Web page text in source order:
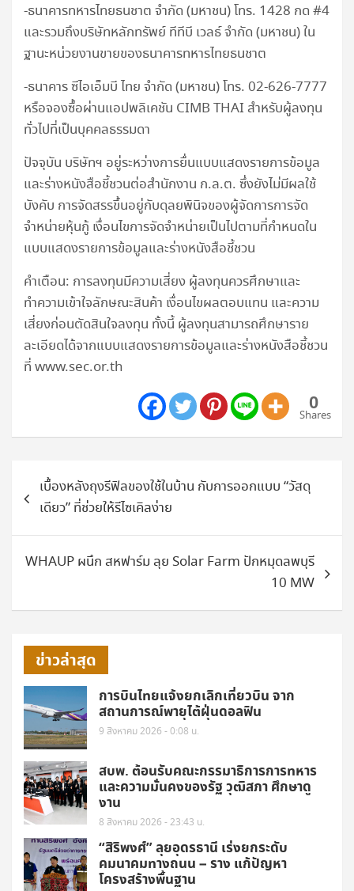
-ธนาคารทหารไทยธนชาต จำกัด (มหาชน) โทร. 1428 กด #4
และรวมถึงบริษัทหลักทรัพย์ ทีทีบี เวลธ์ จำกัด (มหาชน) ใน
ฐานะหน่วยงานขายของธนาคารทหารไทยธนชาต
-ธนาคาร ซีไอเอ็มบี ไทย จำกัด (มหาชน) โทร. 02-626-7777
หรือจองซื้อผ่านแอปพลิเคชัน CIMB THAI สำหรับผู้ลงทุน
ทั่วไปที่เป็นบุคคลธรรมดา
ปัจจุบัน บริษัทฯ อยู่ระหว่างการยื่นแบบแสดงรายการข้อมูล
และร่างหนังสือชี้ชวนต่อสำนักงาน ก.ล.ต. ซึ่งยังไม่มีผลใช้
บังคับ การจัดสรรขึ้นอยู่กับดุลยพินิจของผู้จัดการการจัด
จำหน่ายหุ้นกู้ เงื่อนไขการจัดจำหน่ายเป็นไปตามที่กำหนดใน
แบบแสดงรายการข้อมูลและร่างหนังสือชี้ชวน
คำเตือน: การลงทุนมีความเสี่ยง ผู้ลงทุนควรศึกษาและ
ทำความเข้าใจลักษณะสินค้า เงื่อนไขผลตอบแทน และความ
เสี่ยงก่อนตัดสินใจลงทุน ทั้งนี้ ผู้ลงทุนสามารถศึกษาราย
ละเอียดได้จากแบบแสดงรายการข้อมูลและร่างหนังสือชี้ชวน
ที่ www.sec.or.th
0
Shares
แนะแนว
เรื่องเบื้องหลังถุงรีฟิลของใช้ในบ้าน กับการออกแบบ “วัสดุ
เดียว” ที่ช่วยให้รีไซเคิลง่าย
WHAUP ผนึก สหฟาร์ม ลุย Solar Farm ปักหมุดลพบุรี
10 MW
ข่าวล่าสุด
การบินไทยแจ้งยกเลิกเที่ยวบิน จาก
สถานการณ์พายุไต้ฝุ่นดอลฟิน
9 สิงหาคม 2026 - 0:08 น.
สบพ. ต้อนรับคณะกรรมาธิการการทหาร
และความมั่นคงของรัฐ วุฒิสภา ศึกษาดู
งาน
8 สิงหาคม 2026 - 23:43 น.
“สิริพงศ์” ลุยอุดรธานี เร่งยกระดับ
คมนาคมทางถนน – ราง แก้ปัญหา
โครงสร้างพื้นฐาน